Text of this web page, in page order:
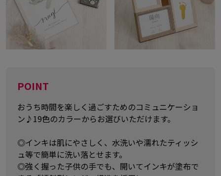
POINT
おうち時間を楽しく過ごすためのコミュニケーショ
ン♪19色のカラーからお選びいただけます。
◎インキは肌にやさしく、水洗いや濡れたティッシ
ュ等で簡単に洗い落とせます。
◎強く握った子供の手でも、開いてインキが塗布で